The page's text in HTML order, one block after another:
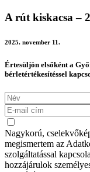
A rút kiskacsa –
2025. november 11.
Értesüljön elsőként a
bérletértékesítéssel
Nagykorú,
megismertem az
szolgáltatással
hozzájárulok